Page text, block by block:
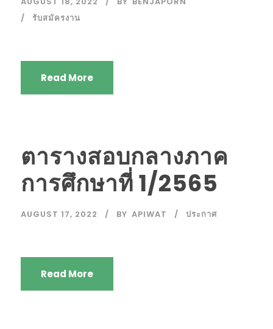
รับสมัครงาน
Read More
ตารางสอบกลางภาค
การศึกษาที่ 1/2565
AUGUST 17, 2022 BY APIWAT ประกาศ
Read More